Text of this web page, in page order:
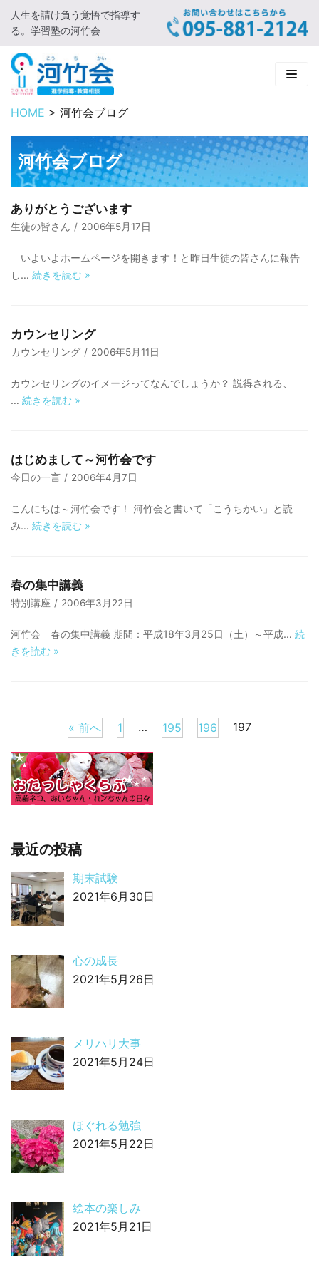
コ
ン
テ
ン
ツ
に
ッ
プ
人生を請け負う覚悟で指導す
る。学習塾の河竹会
HOME
新着情報
□ お知らせ
□ 河竹会ブログ
河竹会について
□ ごあいさつ
□ 入会について
受講コース
□ 中学部
□ 有料体験指導
□ 実績ご紹介
教育相談
HOME > 河竹会ブログ
河竹会ブログ
ありがとうございます
生徒の皆さん 2006年5月17日
いよいよホームページを開きます！と昨日生徒の皆さんに報告
し… 続きを読む »
カウンセリング
カウンセリング 2006年5月11日
カウンセリングのイメージってなんでしょうか？ 説得される、
… 続きを読む »
はじめまして～河竹会です
今日の一言 2006年4月7日
こんにちは～河竹会です！ 河竹会と書いて「こうちかい」と読
み… 続きを読む »
春の集中講義
特別講座 2006年3月22日
河竹会 春の集中講義 期間：平成18年3月25日（土）～平成… 続
きを読む »
« 前へ 1 … 195 196 197
最近の投稿
期末試験
2021年6月30日
心の成長
2021年5月26日
メリハリ大事
2021年5月24日
ほぐれる勉強
2021年5月22日
絵本の楽しみ
2021年5月21日